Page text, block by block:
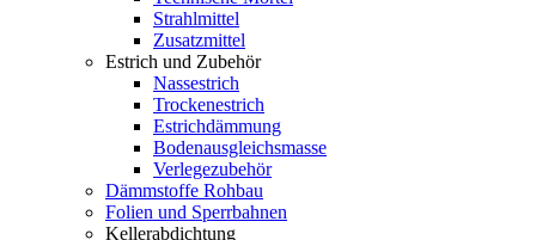
Strahlmittel
Zusatzmittel
Estrich und Zubehör
Nassestrich
Trockenestrich
Estrichdämmung
Bodenausgleichsmasse
Verlegezubehör
Dämmstoffe Rohbau
Folien und Sperrbahnen
Kellerabdichtung